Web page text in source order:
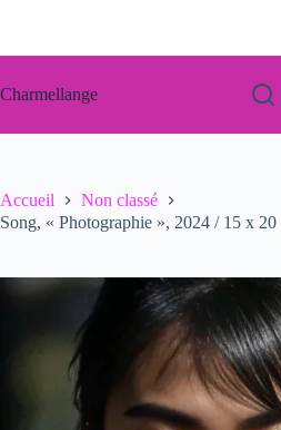
Charmellange
Accueil
Non classé
Song, « Photographie », 2024 / 15 x 20